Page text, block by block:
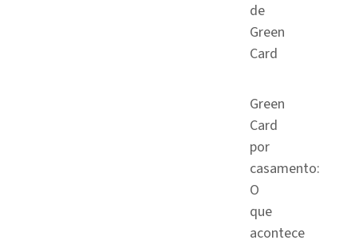
de
Green
Card
Green
Card
por
casamento:
O
que
acontece